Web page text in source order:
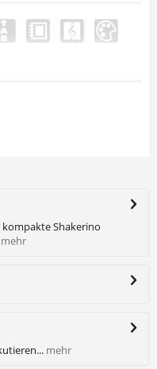
Shakerino
mehr
mehr